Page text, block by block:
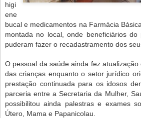
higi
ene
bucal e medicamentos na Farmácia
montada no local, onde beneficiários do
puderam fazer o recadastramento dos
O pessoal da saúde ainda fez
das crianças enquanto o setor jurídico
prestação continuada para os idosos
parceria entre a Secretaria da Mulher,
possibilitou ainda palestras e exames
Útero, Mama e Papanicolau.